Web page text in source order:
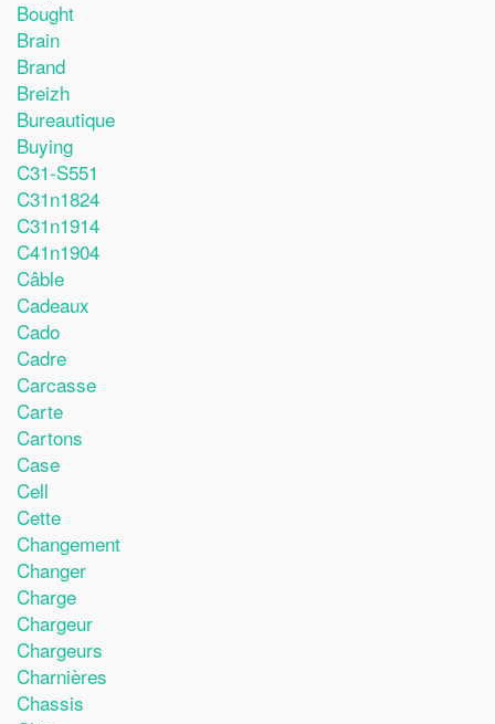
Bought
Brain
Brand
Breizh
Bureautique
Buying
C31-S551
C31n1824
C31n1914
C41n1904
Câble
Cadeaux
Cado
Cadre
Carcasse
Carte
Cartons
Case
Cell
Cette
Changement
Changer
Charge
Chargeur
Chargeurs
Charnières
Chassis